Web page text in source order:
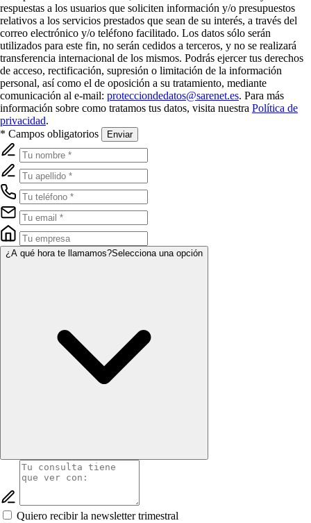
respuestas a los usuarios que soliciten información y/o presupuestos
relativos a los servicios prestados que sean de su interés, a través del
correo electrónico y/o teléfono facilitado. Los datos sólo serán
utilizados para este fin, no serán cedidos a terceros, y no se realizará
transferencia internacional de los mismos. Podrás ejercer tus derechos
de acceso, rectificación, supresión o limitación de la información
personal, así como el de oposición a su tratamiento, mediante
comunicación al e-mail: protecciondedatos@sarenet.es. Para más
información sobre como tratamos tus datos, visita nuestra Política de
privacidad.
* Campos obligatorios
Enviar
¿A qué hora te llamamos?Selecciona una opción
Quiero recibir la newsletter trimestral